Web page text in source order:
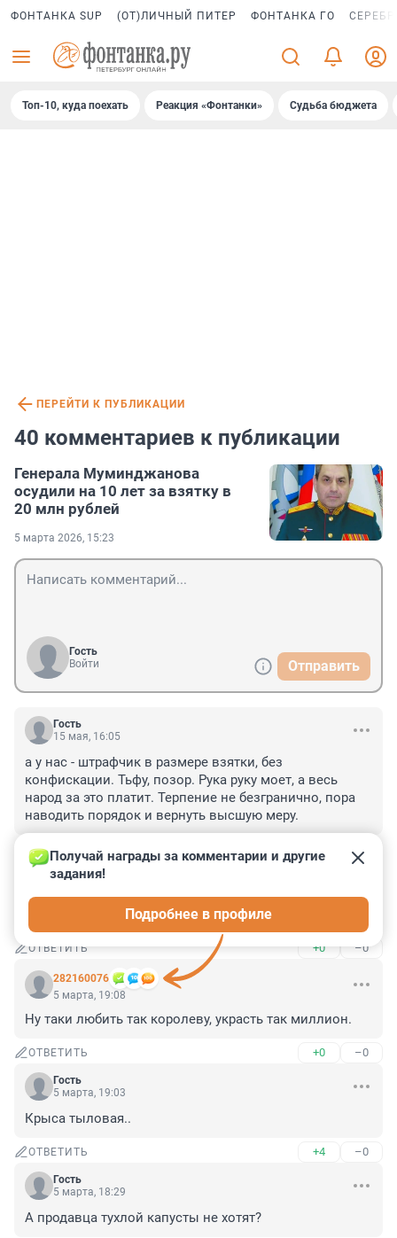
ФОНТАНКА SUP (ОТ)ЛИЧНЫЙ ПИТЕР ФОНТАНКА ГО
Топ-10, куда поехать Реакция «Фонтанки» Судьба бюджета
ПЕРЕЙТИ К ПУБЛИКАЦИИ
40 комментариев к публикации
Генерала Муминджанова
осудили на 10 лет за взятку в
20 млн рублей
5 марта 2026, 15:23
Гость
Войти
Отправить
Гость
15 мая, 16:05
а у нас - штрафчик в размере взятки, без
конфискации. Тьфу, позор. Рука руку моет, а весь
народ за это платит. Терпение не безгранично, пора
наводить порядок и вернуть высшую меру.
ОТВЕТИТЬ –0
Гость
Великий Пётр таким лихоимцам головы рубил...
ОТВЕТИТЬ +0 –0
282160076
Получай награды за комментарии и другие
задания!
Подробнее в профиле
5 марта, 19:08
Ну таки любить так королеву, украсть так миллион.
ОТВЕТИТЬ +0 –0
Гость
5 марта, 19:03
Крыса тыловая..
ОТВЕТИТЬ +4 –0
Гость
5 марта, 18:29
А продавца тухлой капусты не хотят?